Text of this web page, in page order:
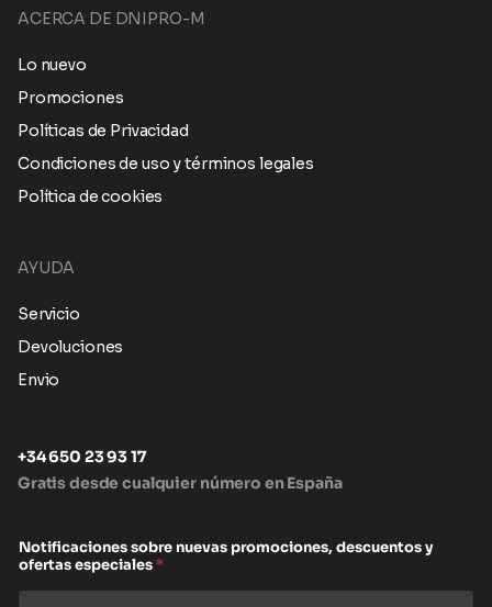
ACERCA DE DNIPRO-M
Lo nuevo
Promociones
Políticas de Privacidad
Condiciones de uso y términos legales
Política de cookies
AYUDA
Servicio
Devoluciones
Envio
+34 650 23 93 17
Gratis desde cualquier número en España
Notificaciones sobre nuevas promociones, descuentos y
ofertas especiales*